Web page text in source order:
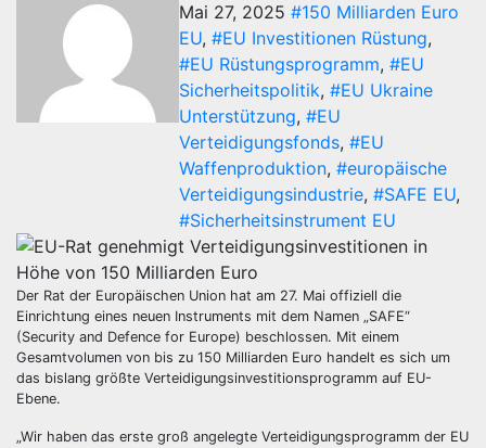
Mai 27, 2025 #150 Milliarden Euro
EU, #EU Investitionen Rüstung,
#EU Rüstungsprogramm, #EU
Sicherheitspolitik, #EU Ukraine
Unterstützung, #EU
Verteidigungsfonds, #EU
Waffenproduktion, #europäische
Verteidigungsindustrie, #SAFE EU,
#Sicherheitsinstrument EU
Der Rat der Europäischen Union hat am 27. Mai offiziell die
Einrichtung eines neuen Instruments mit dem Namen „SAFE“
(Security and Defence for Europe) beschlossen. Mit einem
Gesamtvolumen von bis zu 150 Milliarden Euro handelt es sich um
das bislang größte Verteidigungsinvestitionsprogramm auf EU-
Ebene.
„Wir haben das erste groß angelegte Verteidigungsprogramm der EU